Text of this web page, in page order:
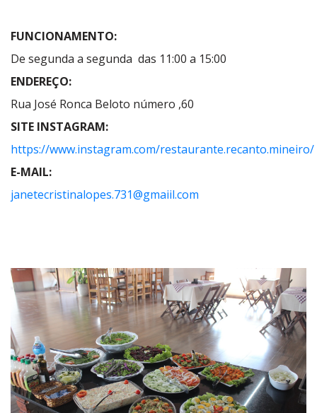
FUNCIONAMENTO:
De segunda a segunda das 11:00 a 15:00
ENDEREÇO:
Rua José Ronca Beloto número ,60
SITE INSTAGRAM:
https://www.instagram.com/restaurante.recanto.mineiro/
E-MAIL:
janetecristinalopes.731@gmaiil.com